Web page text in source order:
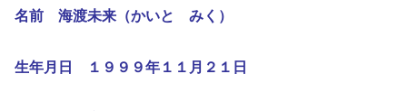
名前 海渡未来（かいと みく）
生年月日 １９９９年１１月２１日